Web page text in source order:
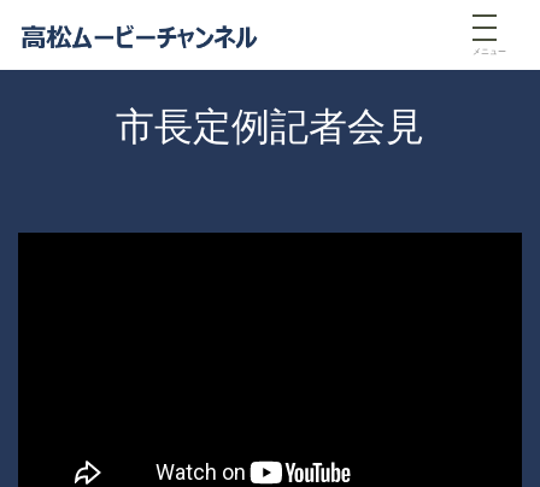
メニュー
市長定例記者会見